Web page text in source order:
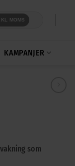
MOMS
KAMPANJER
som